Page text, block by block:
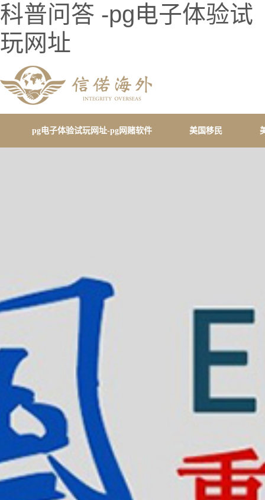
科普问答 -pg电子体验试
玩网址
pg电子体验试玩网址-pg网赌软件 美国移民